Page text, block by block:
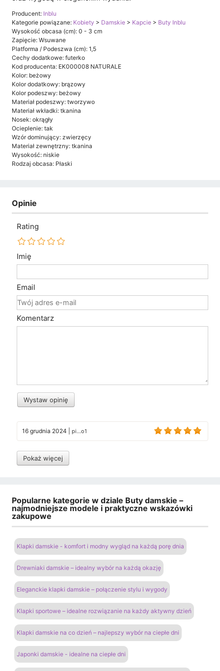
Producent: Inblu
Kategorie powiązane: Kobiety > Damskie > Kapcie > Buty Inblu
Wysokość obcasa (cm): 0 - 3 cm
Zapięcie: Wsuwane
Platforma / Podeszwa (cm): 1,5
Cechy dodatkowe: futerko
Kod producenta: EK000008 NATURALE
Kolor: beżowy
Kolor dodatkowy: brązowy
Kolor podeszwy: beżowy
Materiał podeszwy: tworzywo
Materiał wkładki: tkanina
Nosek: okrągły
Ocieplenie: tak
Wzór dominujący: zwierzęcy
Materiał zewnętrzny: tkanina
Wysokość: niskie
Rodzaj obcasa: Płaski
Opinie
Rating
Imię
Email
Komentarz
Wystaw opinię
16 grudnia 2024 pi...o1
Pokaż więcej
Popularne kategorie w dziale Buty damskie –
najmodniejsze modele i praktyczne wskazówki
zakupowe
Klapki damskie - komfort i modny wygląd na każdą porę dnia
Drewniaki damskie – idealny wybór na każdą okazję
Eleganckie klapki damskie – połączenie stylu i wygody
Klapki sportowe – idealne rozwiązanie na każdy aktywny dzień
Klapki damskie na co dzień – najlepszy wybór na ciepłe dni
Japonki damskie - idealne na ciepłe dni